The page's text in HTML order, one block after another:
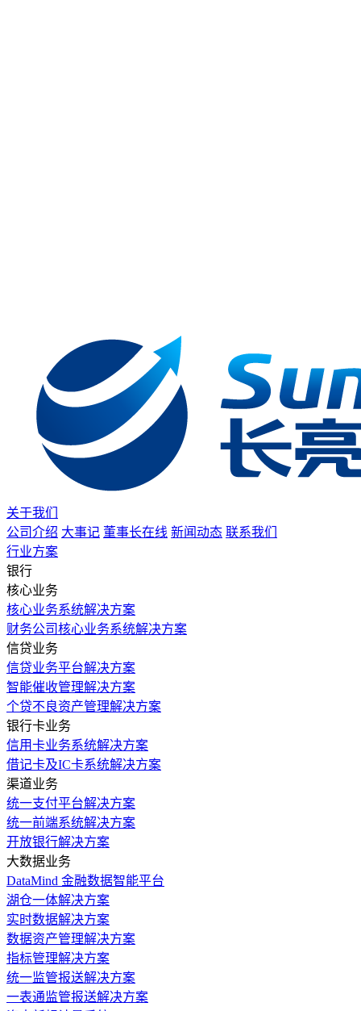
关于我们
公司介绍 大事记 董事长在线 新闻动态 联系我们
行业方案
银行
核心业务
核心业务系统解决方案
财务公司核心业务系统解决方案
信贷业务
信贷业务平台解决方案
智能催收管理解决方案
个贷不良资产管理解决方案
银行卡业务
信用卡业务系统解决方案
借记卡及IC卡系统解决方案
渠道业务
统一支付平台解决方案
统一前端系统解决方案
开放银行解决方案
大数据业务
DataMind 金融数据智能平台
湖仓一体解决方案
实时数据解决方案
数据资产管理解决方案
指标管理解决方案
统一监管报送解决方案
一表通监管报送解决方案